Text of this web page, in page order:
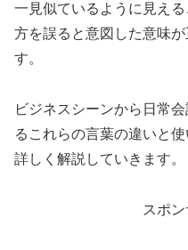
一見似ているように見え
方を誤ると意図した意味
す。
ビジネスシーンから日常
るこれらの言葉の違いと
詳しく解説していきます。
スポ